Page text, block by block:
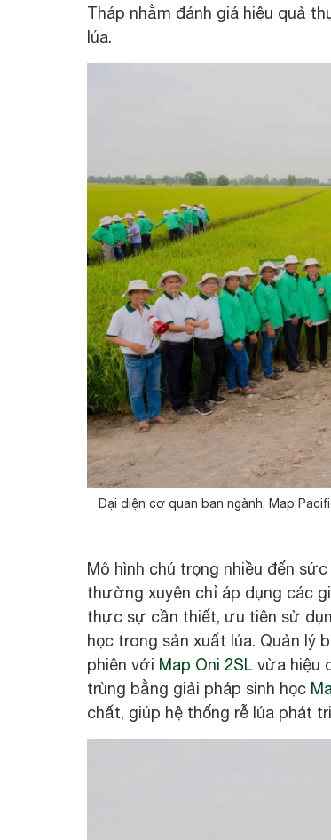
Tháp nhằm đánh giá hiệu quả
lúa.
Đại diện cơ quan ban ngành, Map
Mô hình chú trọng nhiều đến
thường xuyên chỉ áp dụng các
thực sự cần thiết, ưu tiên sử
học trong sản xuất lúa. Quản lý
phiên với Map Oni 2SL vừa hiệu
trùng bằng giải pháp sinh học
chất, giúp hệ thống rễ lúa phát